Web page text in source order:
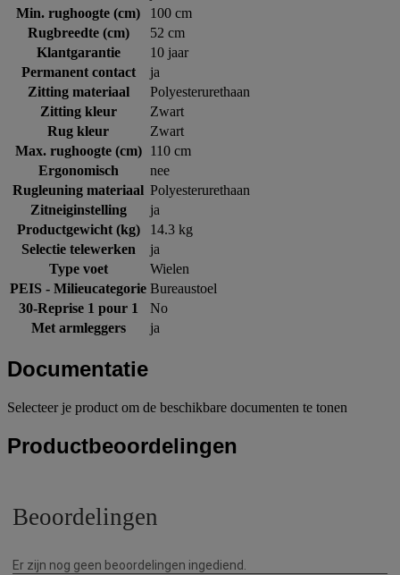
Min. rughoogte (cm)
100 cm
Rugbreedte (cm)
52 cm
Klantgarantie
10 jaar
Permanent contact
ja
Zitting materiaal
Polyesterurethaan
Zitting kleur
Zwart
Rug kleur
Zwart
Max. rughoogte (cm)
110 cm
Ergonomisch
nee
Rugleuning materiaal Polyesterurethaan
Zitneiginstelling
ja
Productgewicht (kg)
14.3 kg
Selectie telewerken
ja
Type voet
Wielen
PEIS - Milieucategorie Bureaustoel
30-Reprise 1 pour 1
No
Met armleggers
ja
Documentatie
Selecteer je product om de beschikbare documenten te tonen
Productbeoordelingen